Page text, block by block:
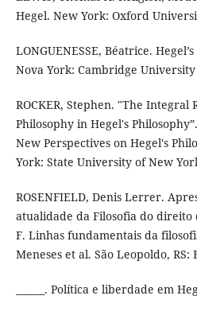
Hegel. New York: Oxford
LONGUENESSE, Béatrice.
Nova York: Cambridge University
ROCKER, Stephen. "The Integral
Philosophy in Hegel's
New Perspectives on Hegel's
York: State University of New
ROSENFIELD, Denis Lerrer.
atualidade da Filosofia do direito
F. Linhas fundamentais da
Meneses et al. São Leopoldo, RS:
______. Política e liberdade em